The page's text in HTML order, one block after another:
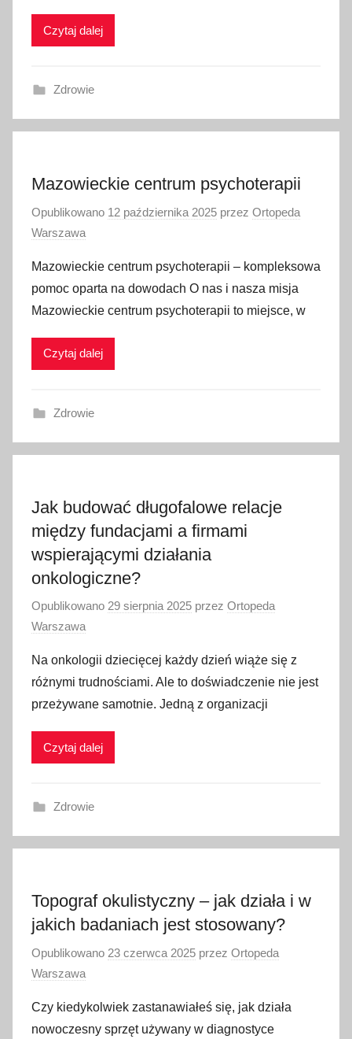
Czytaj dalej
Zdrowie
Mazowieckie centrum psychoterapii
Opublikowano 12 października 2025 przez Ortopeda
Warszawa
Mazowieckie centrum psychoterapii – kompleksowa
pomoc oparta na dowodach O nas i nasza misja
Mazowieckie centrum psychoterapii to miejsce, w
Czytaj dalej
Zdrowie
Jak budować długofalowe relacje
między fundacjami a firmami
wspierającymi działania
onkologiczne?
Opublikowano 29 sierpnia 2025 przez Ortopeda
Warszawa
Na onkologii dziecięcej każdy dzień wiąże się z
różnymi trudnościami. Ale to doświadczenie nie jest
przeżywane samotnie. Jedną z organizacji
Czytaj dalej
Zdrowie
Topograf okulistyczny – jak działa i w
jakich badaniach jest stosowany?
Opublikowano 23 czerwca 2025 przez Ortopeda
Warszawa
Czy kiedykolwiek zastanawiałeś się, jak działa
nowoczesny sprzęt używany w diagnostyce